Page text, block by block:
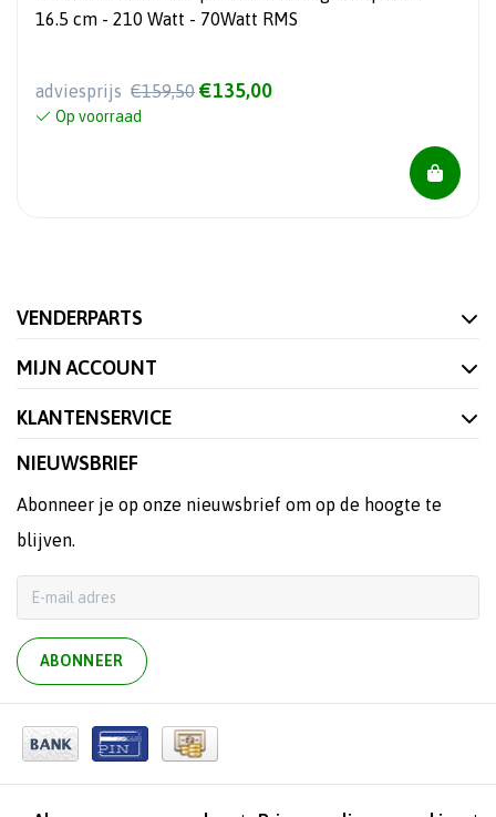
16.5 cm - 210 Watt - 70Watt RMS
adviesprijs €159,50 €135,00
Op voorraad
VENDERPARTS
MIJN ACCOUNT
KLANTENSERVICE
NIEUWSBRIEF
Abonneer je op onze nieuwsbrief om op de hoogte te
blijven.
ABONNEER